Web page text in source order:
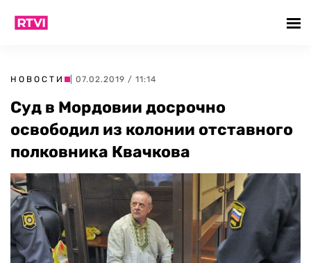
НОВОСТИ | 07.02.2019 / 11:14
Суд в Мордовии досрочно
освободил из колонии отставного
полковника Квачкова